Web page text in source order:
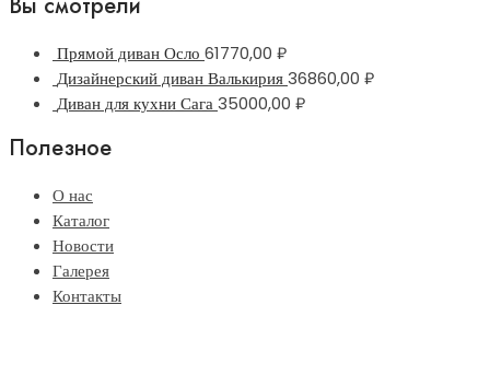
Прямой диван Осло 61770,00 ₽
Дизайнерский диван Валькирия36860,00 ₽
Диван для кухни Сага35000,00 ₽
Полезное
О нас
Каталог
Новости
Галерея
Контакты